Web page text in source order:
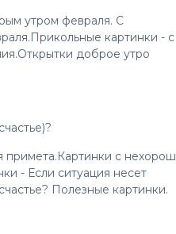
утром февраля. С
картинки - с
доброе утро
с
- Если ситуация несет
Полезные картинки.